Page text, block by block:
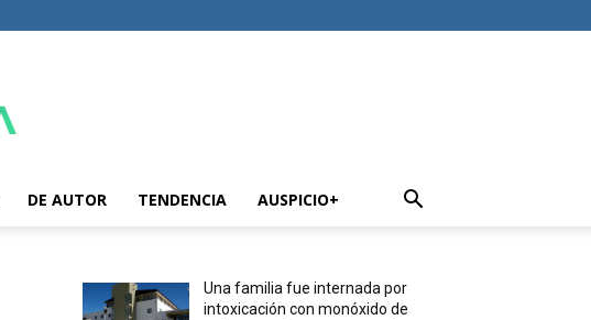
DE AUTOR TENDENCIA AUSPICIO+
Una familia fue internada por
intoxicación con monóxido de